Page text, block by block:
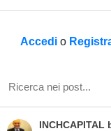
Accedi o
INCHCAPITAL